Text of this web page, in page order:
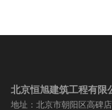
北京恒旭建筑工程有限
地址：北京市朝阳区高碑